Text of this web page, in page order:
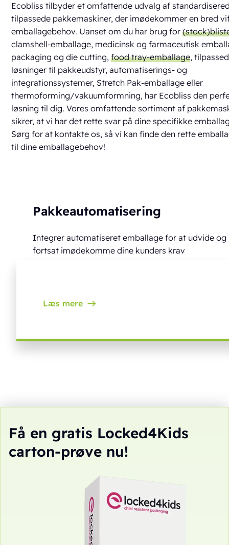
Ecobliss tilbyder et omfattende udvalg af
tilpassede pakkemaskiner, der imødekommer en bred
emballagebehov. Uanset om du har brug for
clamshell-emballage, medicinsk og farmaceutisk
packaging og die cutting,food tray-emballage,
løsninger til pakkeudstyr, automatiserings- og
integrationssystemer, Stretch Pak-emballage eller
thermoforming/vakuumformning, har Ecobliss den
løsning til dig. Vores omfattende sortiment af
sikrer, at vi har det rette svar på dine specifikke
Sørg for at kontakte os, så vi kan finde den rette
til dine emballagebehov!
Pakkeautomatisering
Integrer automatiseret emballage for at udvide og
fortsat imødekomme dine kunders krav
Læs mere
Få en gratis Locked4Kids
carton-prøve nu!